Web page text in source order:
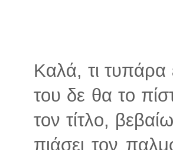
Καλά, τι τυπάρα
του δε θα το
τον τίτλο,
πιάσει τον